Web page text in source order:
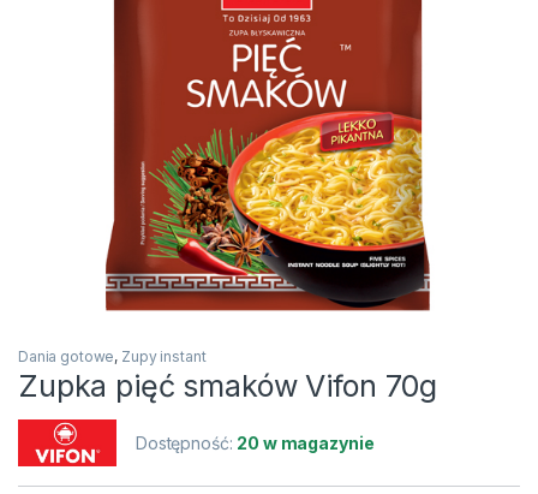
Dania gotowe, Zupy instant
Zupka pięć smaków Vifon 70g
Dostępność: 20 w magazynie